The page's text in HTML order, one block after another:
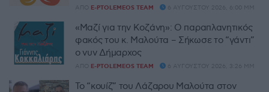
ΑΠΌ E-PTOLEMEOS TEAM 6 ΑΥΓΟΎΣΤΟΥ 2026, 6:00 ΜΜ
«Μαζί για την Κοζάνη»: Ο παραπλανητικός
φακός του κ. Μαλούτα – Σήκωσε το “γάντι”
ο νυν Δήμαρχος
ΑΠΌ E-PTOLEMEOS TEAM 6 ΑΥΓΟΎΣΤΟΥ 2026, 3:26 ΜΜ
Το “κουίζ” του Λάζαρου Μαλούτα στον